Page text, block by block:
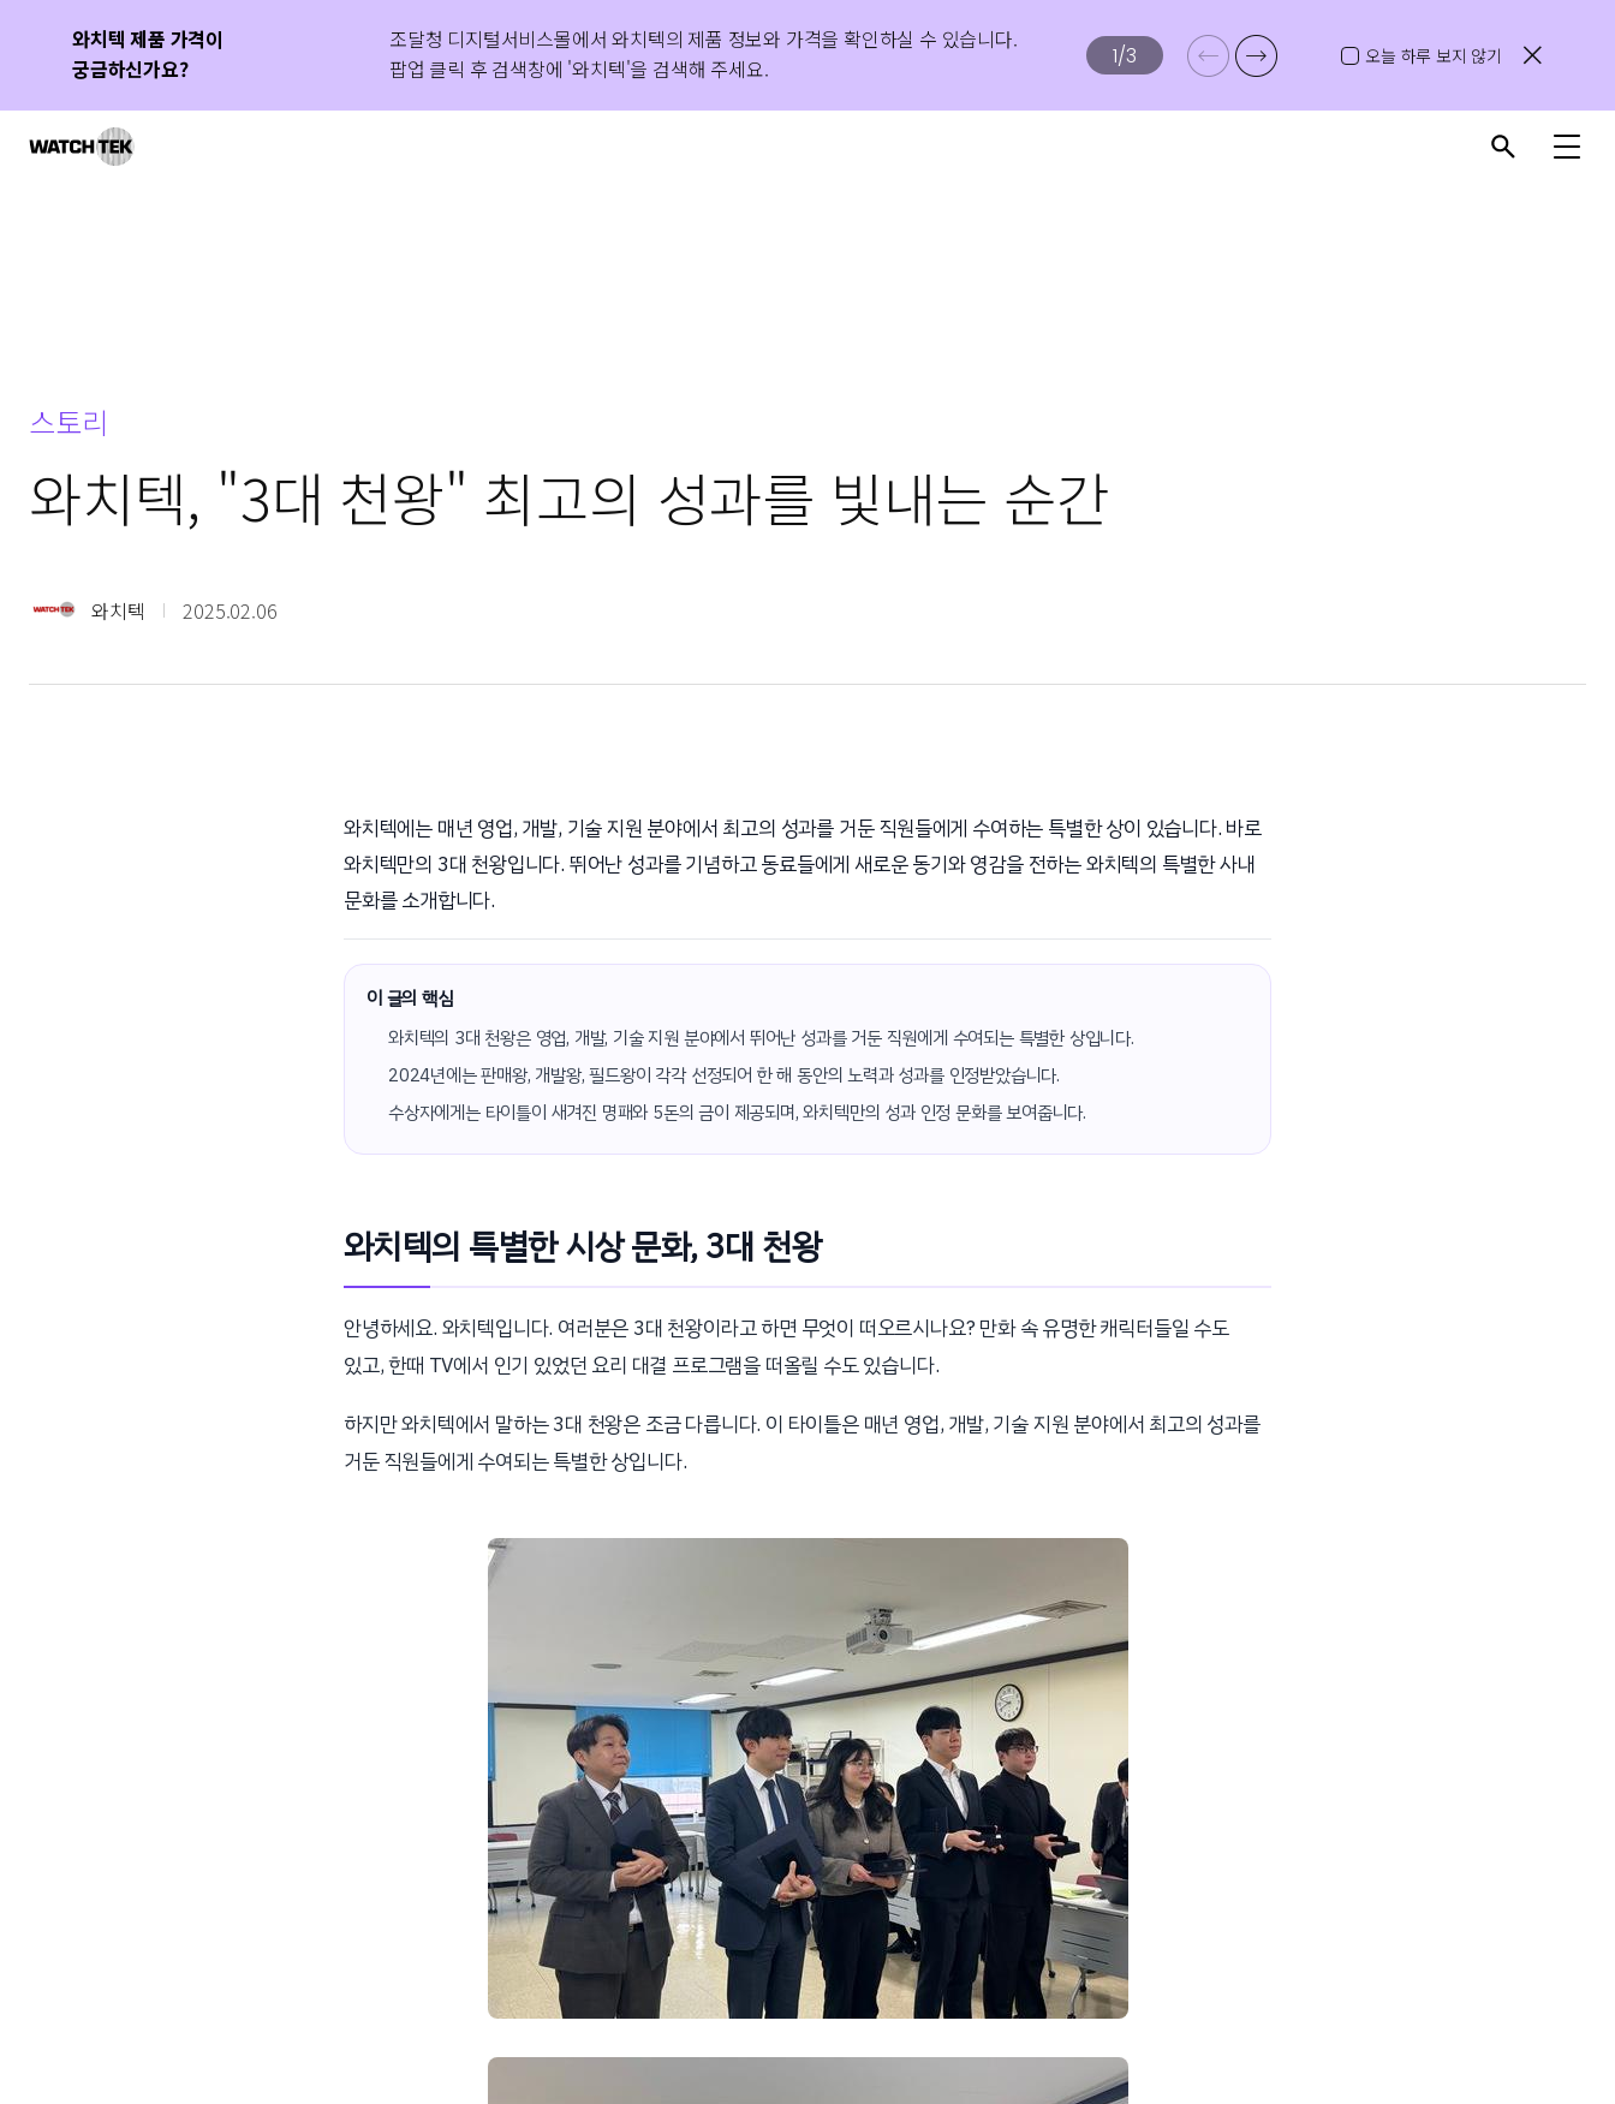
와치텍 제품 가격이
궁금하신가요?
조달청 디지털서비스몰에서 와치텍의 제품 정보와 가격을 확인하실 수 있습니다.
팝업 클릭 후 검색창에 '와치텍'을 검색해 주세요.
IT 운영 혁신 성공 사례
새롭게 공개된 국가철도공단 구축사례를 포함한 다양한 고객 성공 사례를 확인해
보세요!
와치올 PMA GS인증 1등급
획득
와치올 PMA가 GS인증 1등급을 획득하며 우수한 품질과 기술력을 공식적으로
인정받았습니다.
1/3 오늘 하루 보지 않기
스토리
와치텍, "3대 천왕" 최고의 성과를 빛내는 순간
와치텍 2025.02.06
와치텍에는 매년 영업, 개발, 기술 지원 분야에서 최고의 성과를 거둔 직원들에게 수여하는 특별한 상이 있습니다. 바로
와치텍만의 3대 천왕입니다. 뛰어난 성과를 기념하고 동료들에게 새로운 동기와 영감을 전하는 와치텍의 특별한 사내
문화를 소개합니다.
이 글의 핵심
와치텍의 3대 천왕은 영업, 개발, 기술 지원 분야에서 뛰어난 성과를 거둔 직원에게 수여되는 특별한 상입니다.
2024년에는 판매왕, 개발왕, 필드왕이 각각 선정되어 한 해 동안의 노력과 성과를 인정받았습니다.
수상자에게는 타이틀이 새겨진 명패와 5돈의 금이 제공되며, 와치텍만의 성과 인정 문화를 보여줍니다.
와치텍의 특별한 시상 문화, 3대 천왕
안녕하세요. 와치텍입니다. 여러분은 3대 천왕이라고 하면 무엇이 떠오르시나요? 만화 속 유명한 캐릭터들일 수도
있고, 한때 TV에서 인기 있었던 요리 대결 프로그램을 떠올릴 수도 있습니다.
하지만 와치텍에서 말하는 3대 천왕은 조금 다릅니다. 이 타이틀은 매년 영업, 개발, 기술 지원 분야에서 최고의 성과를
거둔 직원들에게 수여되는 특별한 상입니다.